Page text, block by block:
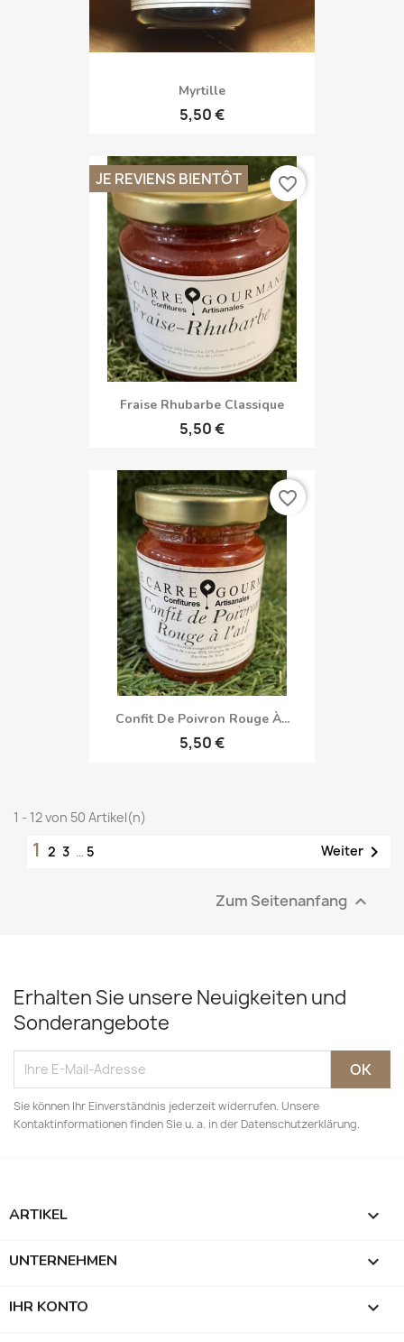
Myrtille
5,50 €
Fraise Rhubarbe Classique
5,50 €
JE REVIENS BIENTÔT favorite_border
Confit De Poivron Rouge À...
5,50 €
favorite_border
1 - 12 von 50 Artikel(n)
1 2 3 … 5 Weiter 
Zum Seitenanfang 
Erhalten Sie unsere Neuigkeiten und
Sonderangebote
Sie können Ihr Einverständnis jederzeit widerrufen. Unsere
Kontaktinformationen finden Sie u. a. in der Datenschutzerklärung.
ARTIKEL 
UNTERNEHMEN 
IHR KONTO 